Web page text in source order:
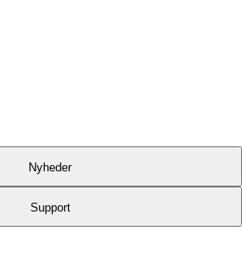
Nyheder
Support